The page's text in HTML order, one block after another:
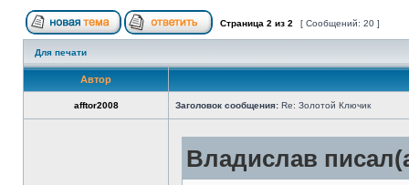
Страница 2 из 2 [ Сообщений: 20 ]
Для печати
Автор
afftor2008 Заголовок сообщения: Re: Золотой Ключик
Владислав